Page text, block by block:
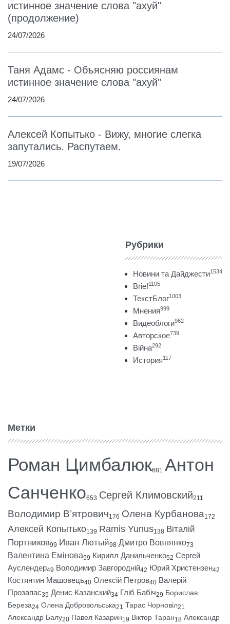
истинное значение слова "ахуй"
(продолжение)
24/07/2026
Таня Адамс - Объясняю россиянам
истинное значение слова "ахуй"
24/07/2026
Алексей Копытько - Вижу, многие слегка
запутались. Распутаем.
19/07/2026
Рубрики
Новини та Дайджести1534
Brief1105
ТекстБлог1003
Мнения999
Видеоблоги962
Авторское739
Війна292
История117
Метки
Роман Цимбалюк681 Антон
Санченко653 Сергей Климовский211
Володимир В’ятрович176 Олена Курбанова172
Алексей Копытько139 Ramis Yunus138 Віталій
Портников99 Иван Лютый98 Дмитро Вовнянко73
Валентина Емінова59 Кирилл Данильченко52 Сергей
Ауслендер49 Володимир Завгородній42 Юрий Христензен42
Костянтин Машовець40 Олексій Петров40 Валерій
Прозапас35 Денис Казанский34 Гліб Бабіч29 Борислав
Береза24 Олена Добровольська21 Тарас Чорновіл21
Александр Балу20 Павел Казарин19 Віктор Таран18 Александр